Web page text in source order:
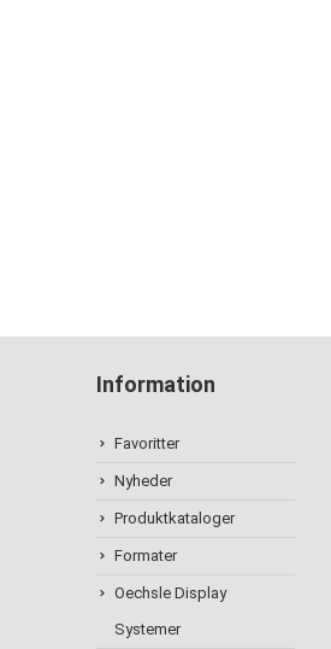
Information
Favoritter
Nyheder
Produktkataloger
Formater
Oechsle Display
Systemer